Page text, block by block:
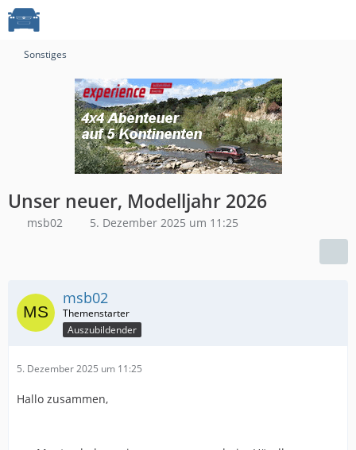
Sonstiges
Unser neuer, Modelljahr 2026
msb02 5. Dezember 2025 um 11:25
msb02
Auszubildender
5. Dezember 2025 um 11:25
Hallo zusammen,